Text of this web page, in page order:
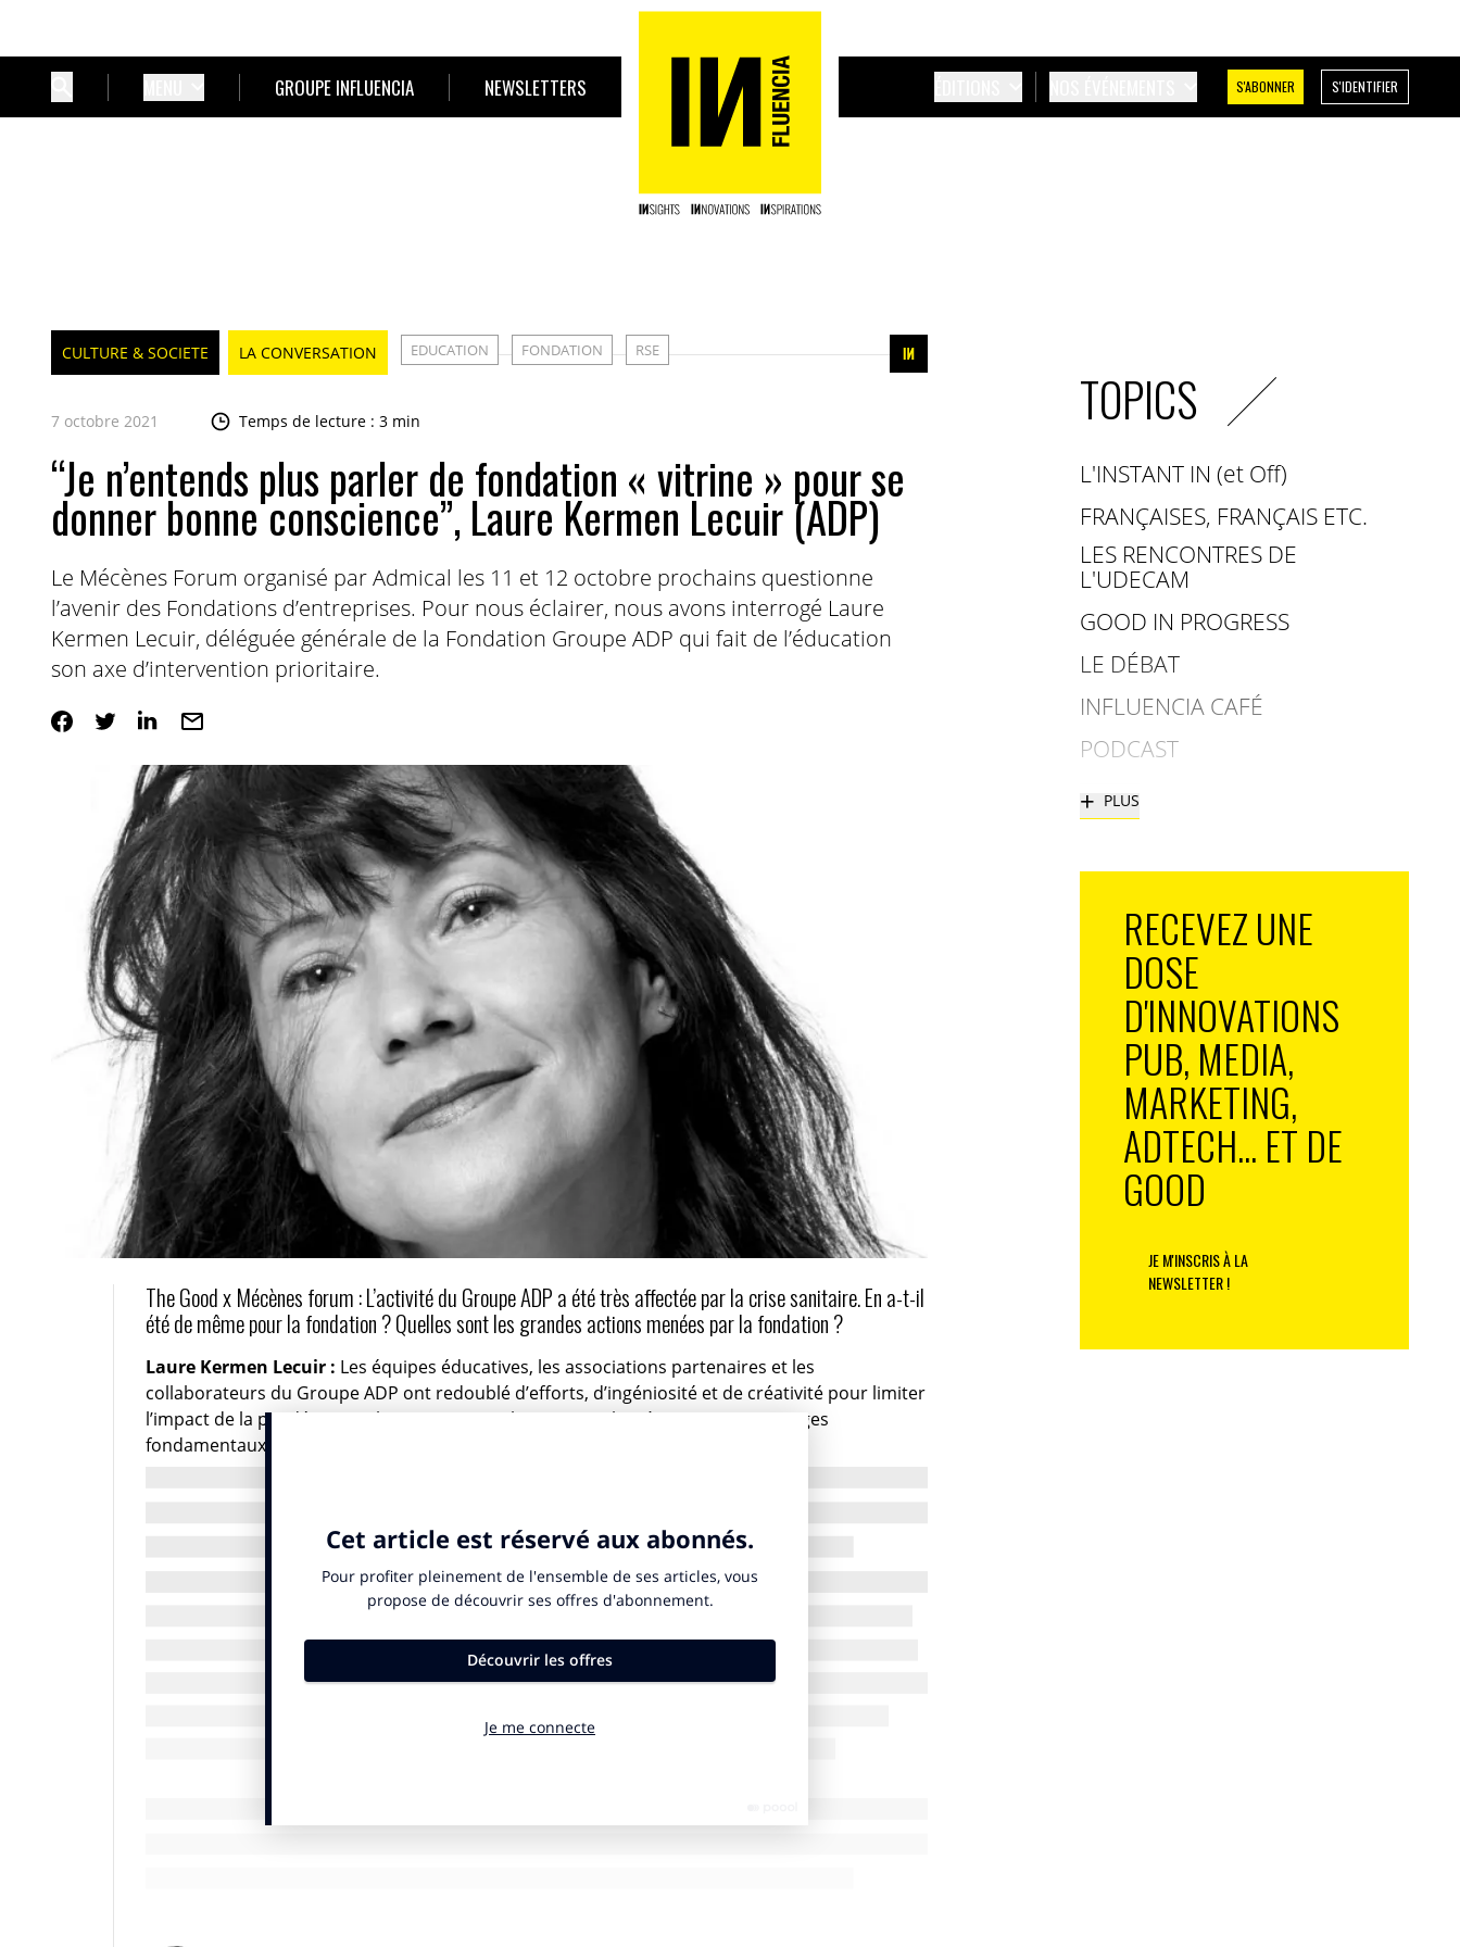
GROUPE INFLUENCIA NEWSLETTERS S'ABONNER S'IDENTIFIER
CULTURE & SOCIETE LA CONVERSATION EDUCATION FONDATION RSE
7 octobre 2021 Temps de lecture : 3 min
“Je n’entends plus parler de fondation « vitrine » pour se
donner bonne conscience”, Laure Kermen Lecuir (ADP)
Le Mécènes Forum organisé par Admical les 11 et 12 octobre prochains questionne
l’avenir des Fondations d’entreprises. Pour nous éclairer, nous avons interrogé Laure
Kermen Lecuir, déléguée générale de la Fondation Groupe ADP qui fait de l’éducation
son axe d’intervention prioritaire.
The Good x Mécènes forum : L’activité du Groupe ADP a été très affectée par la crise sanitaire. En a-t-il
été de même pour la fondation ? Quelles sont les grandes actions menées par la fondation ?
Laure Kermen Lecuir : Les équipes éducatives, les associations partenaires et les
collaborateurs du Groupe ADP ont redoublé d’efforts, d’ingéniosité et de créativité pour limiter
l’impact de la pandémie sur les parcours scolaires et sur l’accès aux apprentissages
fondamentaux.
De plus, la Fondation et les collaborateurs de Groupe ADP se sont mobilisés auprès des
structures qui luttent contre la propagation de l’épidémie 260 tablettes digitales ont été
récoltées pour les hôpitaux AP-HP afin de rompre l’isolement des personnes malades, plus de
600 ordinateurs ont été donnés aux collectivités locales et associations pour que les élèves
puissent suivre leur cours malgré le confinement et 3 collaborateurs du Groupe ADP ont mis
TOPICS
L'INSTANT IN (et Off)
FRANÇAISES, FRANÇAIS ETC.
LES RENCONTRES DE
L'UDECAM
GOOD IN PROGRESS
LE DÉBAT
INFLUENCIA CAFÉ
PODCAST
+ PLUS
RECEVEZ UNE
DOSE
D'INNOVATIONS
PUB, MEDIA,
MARKETING,
ADTECH... ET DE
GOOD
JE M'INSCRIS À LA
NEWSLETTER !